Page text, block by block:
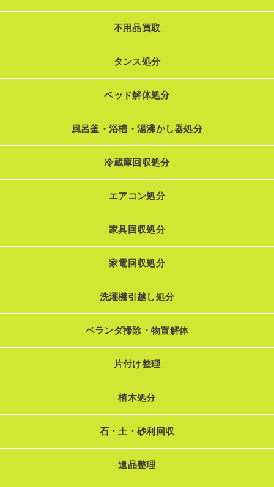
不用品買取
タンス処分
ベッド解体処分
風呂釜・浴槽・湯沸かし器処分
冷蔵庫回収処分
エアコン処分
家具回収処分
家電回収処分
洗濯機引越し処分
ベランダ掃除・物置解体
片付け整理
植木処分
石・土・砂利回収
遺品整理